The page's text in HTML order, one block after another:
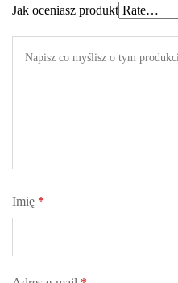
Jak oceniasz produkt
Imię *